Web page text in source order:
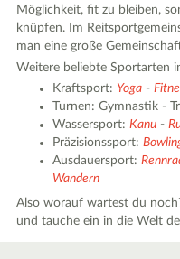
Möglichkeit, fit zu bleiben,
knüpfen. Im
man eine große
Weitere beliebte Sportarten
Kraftsport: Yoga -
Turnen: Gymnastik -
Wassersport:Kanu -
Präzisionssport:
Ausdauersport:
Wandern
Also worauf wartest du
und tauche ein in die Welt